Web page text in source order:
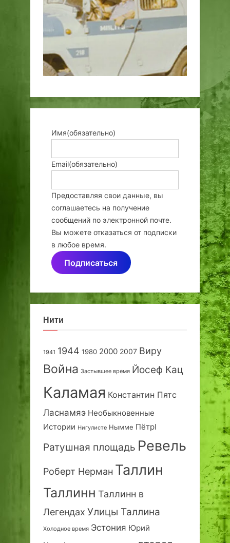
Имя(обязательно)
Email(обязательно)
Предоставляя свои данные, вы
соглашаетесь на получение
сообщений по электронной почте.
Вы можете отказаться от подписки
в любое время.
Подписаться
Нити
1941 1944 1980 2000 2007 Виру
Война Застывшее время Йосеф Кац
Каламая Константин Пятс
Ласнамяэ Необыкновенные
Истории Нигулисте Нымме ПётрI
Ратушная площадь Ревель
Роберт Нерман Таллин
Таллинн Таллинн в
Легендах Улицы Таллина
Холодное время Эстония Юрий